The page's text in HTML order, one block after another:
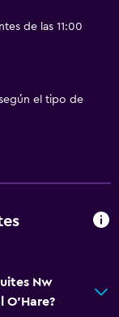
de las 11:00
el tipo de
Nw
O'Hare?